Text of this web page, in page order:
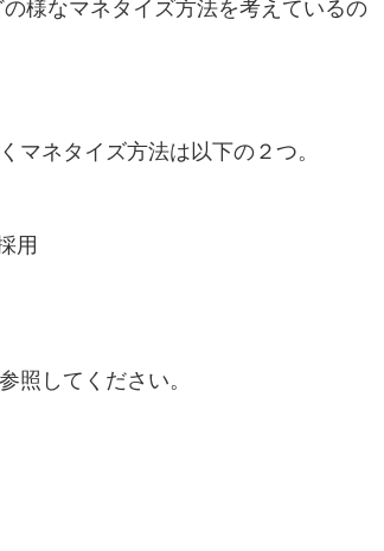
ネタイズ方法は以下の２つ。
用
してください。